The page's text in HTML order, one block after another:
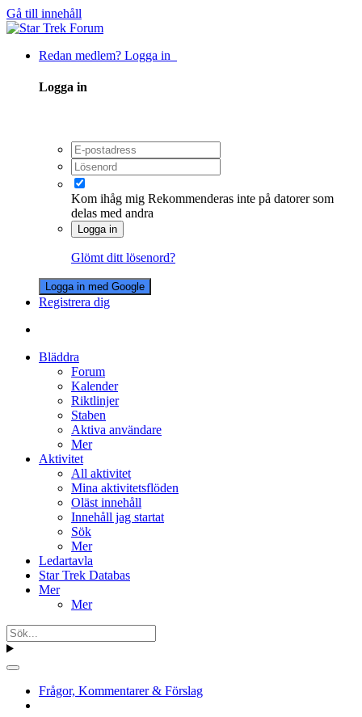
Gå till innehåll
Redan medlem? Logga in
Logga in
Kom ihåg mig Rekommenderas inte på datorer som
delas med andra
Logga in
Glömt ditt lösenord?
Logga in med Google
Registrera dig
Bläddra
Forum
Kalender
Riktlinjer
Staben
Aktiva användare
Mer
Aktivitet
All aktivitet
Mina aktivitetsflöden
Oläst innehåll
Innehåll jag startat
Sök
Mer
Ledartavla
Star Trek Databas
Mer
Mer
Frågor, Kommentarer & Förslag